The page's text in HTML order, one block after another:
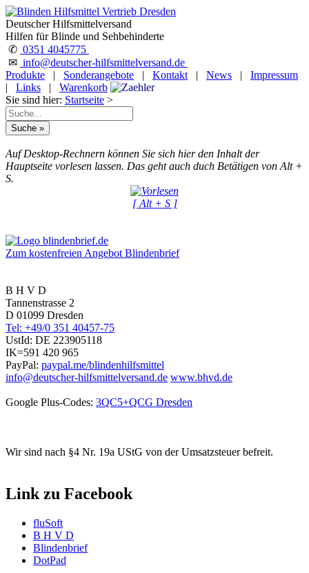
Deutscher Hilfsmittelversand
Hilfen für Blinde und Sehbehinderte
✆ 0351 4045775
✉ info@deutscher-hilfsmittelversand.de
Produkte
| Sonderangebote | Kontakt | News |
Impressum
|
Links |
Warenkorb
Sie sind hier: Startseite >
Auf Desktop-Rechnern können Sie sich hier den Inhalt der
Hauptseite vorlesen lassen. Das geht auch duch Betätigen von Alt +
S.
[ Alt + S ]
Zum kostenfreien Angebot Blindenbrief
B H V D
Tannenstrasse 2
D 01099 Dresden
Tel: +49/0 351 40457-75
UstId: DE 223905118
IK=591 420 965
PayPal: paypal.me/blindenhilfsmittel
info@deutscher-hilfsmittelversand.de www.bhvd.de
Google Plus-Codes: 3QC5+QCG Dresden
Wir sind nach §4 Nr. 19a UStG von der Umsatzsteuer befreit.
Link zu Facebook
fluSoft
B H V D
Blindenbrief
DotPad